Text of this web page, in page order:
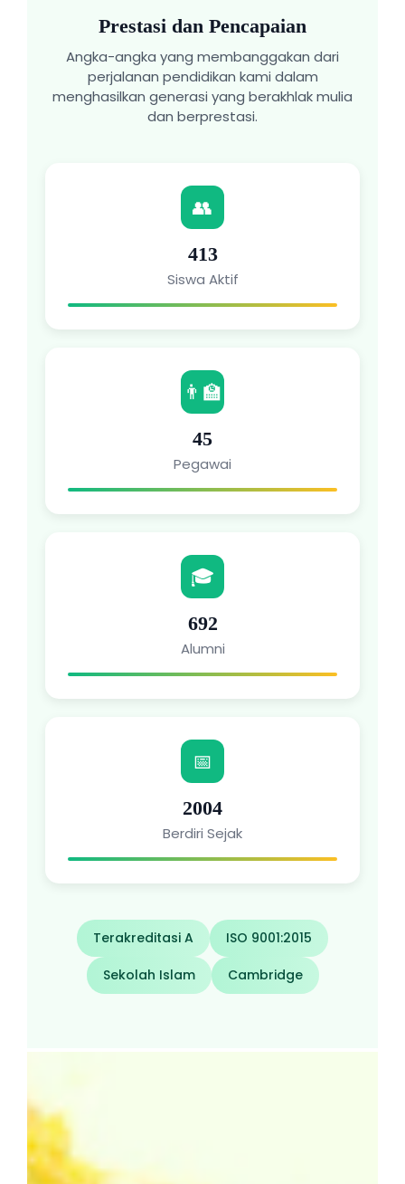
Prestasi dan Pencapaian
Angka-angka yang membanggakan dari
perjalanan pendidikan kami dalam
menghasilkan generasi yang berakhlak mulia
dan berprestasi.
👥
413
Siswa Aktif
👨‍🏫
45
Pegawai
🎓
692
Alumni
📅
2004
Berdiri Sejak
Terakreditasi A ISO 9001:2015
Sekolah Islam Cambridge